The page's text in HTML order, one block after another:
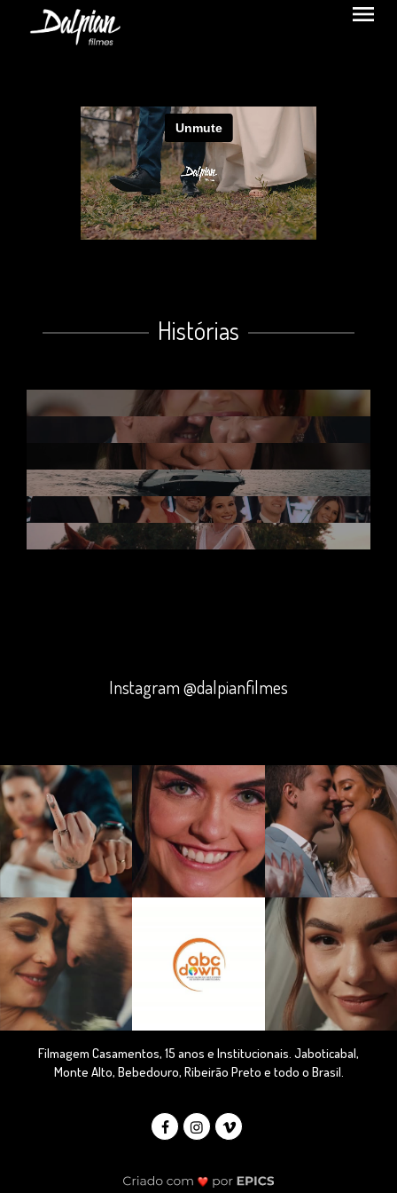
menu
Histórias
Instagram @dalpianfilmes
Filmagem Casamentos, 15 anos e Institucionais. Jaboticabal,
Monte Alto, Bebedouro, Ribeirão Preto e todo o Brasil.